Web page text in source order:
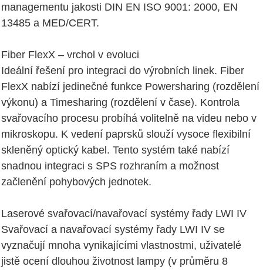
managementu jakosti DIN EN ISO 9001: 2000, EN
13485 a MED/CERT.
Fiber FlexX – vrchol v evoluci
Ideální řešení pro integraci do výrobních linek. Fiber
FlexX nabízí jedinečné funkce Powersharing (rozdělení
výkonu) a Timesharing (rozdělení v čase). Kontrola
svařovacího procesu probíhá volitelně na videu nebo v
mikroskopu. K vedení paprsků slouží vysoce flexibilní
skleněný optický kabel. Tento systém také nabízí
snadnou integraci s SPS rozhraním a možnost
začlenění pohybových jednotek.
Laserové svařovací/navařovací systémy řady LWI IV
Svařovací a navařovací systémy řady LWI IV se
vyznačují mnoha vynikajícími vlastnostmi, uživatelé
jistě ocení dlouhou životnost lampy (v průměru 8